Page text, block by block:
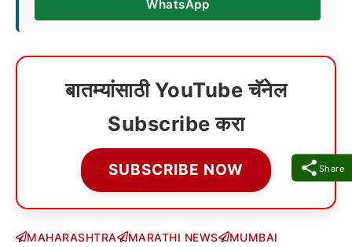
Share
WhatsApp
बातम्यांसाठी YouTube चॅनेल
Subscribe करा
SUBSCRIBE NOW
MAHARASHTRA MARATHI NEWS
MUMBAI